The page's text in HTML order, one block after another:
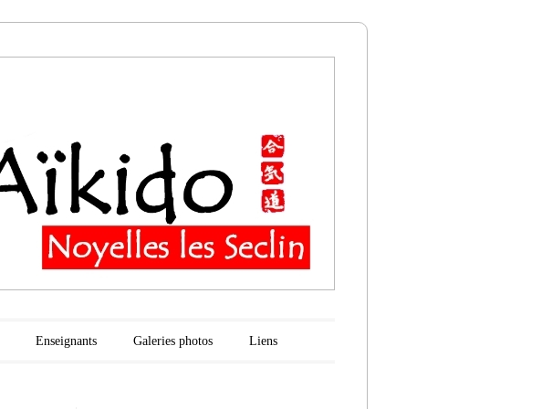
Enseignants Galeries photos Liens